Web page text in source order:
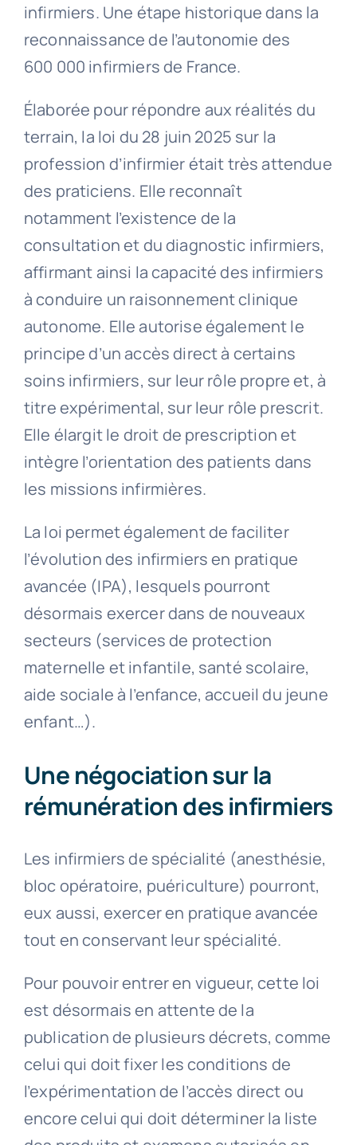
infirmiers. Une étape historique dans la
reconnaissance de l’autonomie des
600 000 infirmiers de France.
Élaborée pour répondre aux réalités du
terrain, la loi du 28 juin 2025 sur la
profession d’infirmier était très attendue
des praticiens. Elle reconnaît
notamment l’existence de la
consultation et du diagnostic infirmiers,
affirmant ainsi la capacité des infirmiers
à conduire un raisonnement clinique
autonome. Elle autorise également le
principe d’un accès direct à certains
soins infirmiers, sur leur rôle propre et, à
titre expérimental, sur leur rôle prescrit.
Elle élargit le droit de prescription et
intègre l’orientation des patients dans
les missions infirmières.
La loi permet également de faciliter
l’évolution des infirmiers en pratique
avancée (IPA), lesquels pourront
désormais exercer dans de nouveaux
secteurs (services de protection
maternelle et infantile, santé scolaire,
aide sociale à l’enfance, accueil du jeune
enfant…).
Une négociation sur la
rémunération des infirmiers
Les infirmiers de spécialité (anesthésie,
bloc opératoire, puériculture) pourront,
eux aussi, exercer en pratique avancée
tout en conservant leur spécialité.
Pour pouvoir entrer en vigueur, cette loi
est désormais en attente de la
publication de plusieurs décrets, comme
celui qui doit fixer les conditions de
l’expérimentation de l’accès direct ou
encore celui qui doit déterminer la liste